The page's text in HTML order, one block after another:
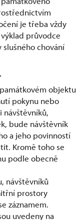
je třeba vždy
průvodce
chování
objektu
pokynu nebo
návštěvníků,
bude návštěvník
a jeho povinností
Kromě toho se
podle obecně
návštěvníků
prostory
záznamem.
uvedeny na